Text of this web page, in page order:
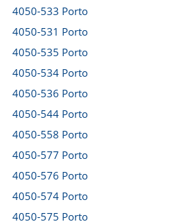
4050-533 Porto
4050-531 Porto
4050-535 Porto
4050-534 Porto
4050-536 Porto
4050-544 Porto
4050-558 Porto
4050-577 Porto
4050-576 Porto
4050-574 Porto
4050-575 Porto